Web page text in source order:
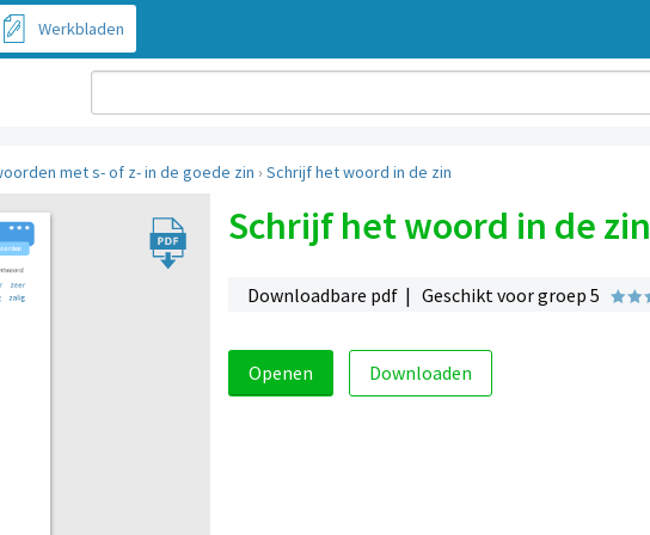
Werkbladen
met s- of z- in de goede zin › Schrijf het woord in de zin
Schrijf het woord in de zin
Downloadbare pdf | Geschikt voor groep 5
Openen Downloaden